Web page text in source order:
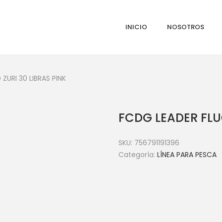
INICIO NOSOTROS
30 LIBRAS PINK
FCDG LEADER
SKU: 756791191396
Categoría: LÍNEA PARA PESCA